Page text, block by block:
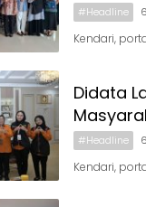
#Headline
Kendari,
Didata
#Headline
Kendari,